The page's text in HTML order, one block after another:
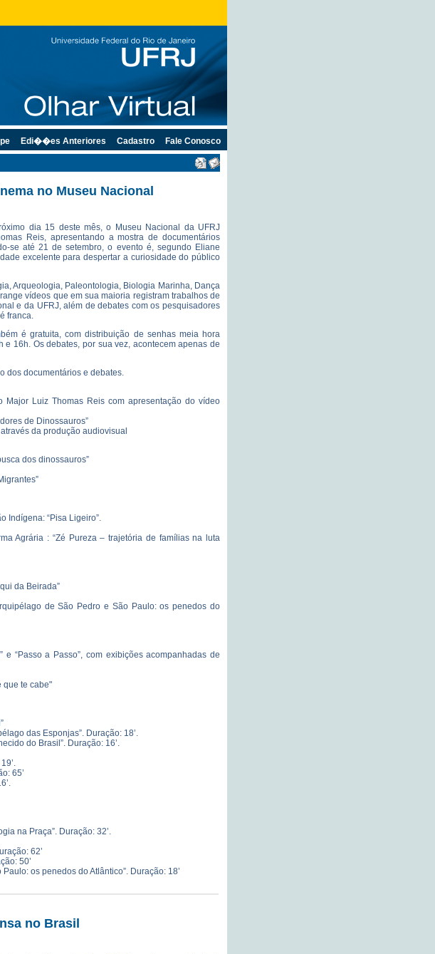
no Museu Nacional
dia 15 deste mês, o Museu Nacional da UFRJ
Reis, apresentando a mostra de documentários
se até 21 de setembro, o evento é, segundo Eliane
excelente para despertar a curiosidade do público
Arqueologia, Paleontologia, Biologia Marinha, Dança
vídeos que em sua maioria registram trabalhos de
e da UFRJ, além de debates com os pesquisadores
franca.
é gratuita, com distribuição de senhas meia hora
16h. Os debates, por sua vez, acontecem apenas de
dos documentários e debates.
Major Luiz Thomas Reis com apresentação do vídeo
de Dinossauros”
da produção audiovisual
dos dinossauros”
Indígena: “Pisa Ligeiro”.
Agrária : “Zé Pureza – trajetória de famílias na luta
da Beirada”
de São Pedro e São Paulo: os penedos do
e “Passo a Passo”, com exibições acompanhadas de
que te cabe"
das Esponjas”. Duração: 18’.
do Brasil”. Duração: 16’.
65’
na Praça”. Duração: 32’.
62’
50’
os penedos do Atlântico”. Duração: 18’
no Brasil
Edi��es Anteriores Cadastro Fale Conosco